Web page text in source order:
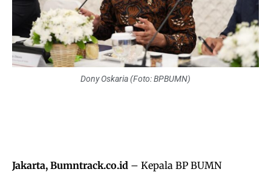
Dony Oskaria (Foto: BPBUMN)
Jakarta, Bumntrack.co.id – Kepala BP BUMN